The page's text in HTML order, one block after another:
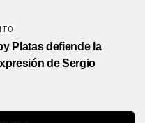
Platas defiende la
de Sergio